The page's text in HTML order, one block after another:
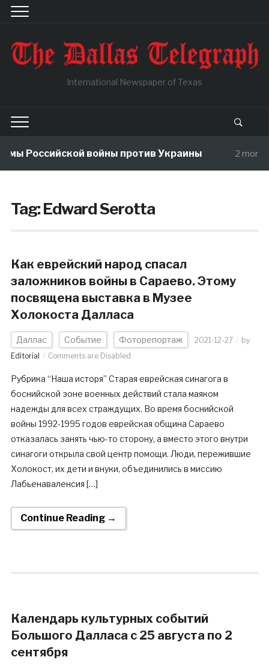
International Newspaper of Texas
Российской войны против Украины 2
Tag:Edward Serotta
Как еврейский народ спасал
заложников войны в Сараево. Этому
посвящена выставка в Музее
Холокоста Далласа
Даллас Событие Фоторепортаж 2021-12-27
by
Editorial
Comments are Disabled
Рубрика “Наша исторя” Старая еврейская синагога в
боснийской зоне военных действий стала маяком
надежды для всех страждущих. Во время боснийской
войны 1992-1995 годов еврейская община Сараево
отказалась занять чью-то сторону, а вместо этого внутри
синагоги открыла свой центр помощи. Люди, пережившие
Холокост, их дети и внуки, объединились в миссию
Лабьенаваленсия […]
Continue Reading →
Календарь культурных событий
Большого Далласа c 25 августа по 2
сентября